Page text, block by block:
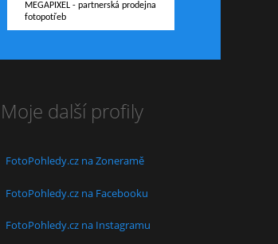
MEGAPIXEL - partnerská prodejna
fotopotřeb
Moje další profily
FotoPohledy.cz na Zoneramě
FotoPohledy.cz na Facebooku
FotoPohledy.cz na Instagramu